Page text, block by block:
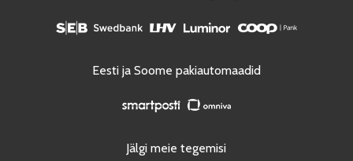
Eesti ja Soome pakiautomaadid
Jälgi meie tegemisi